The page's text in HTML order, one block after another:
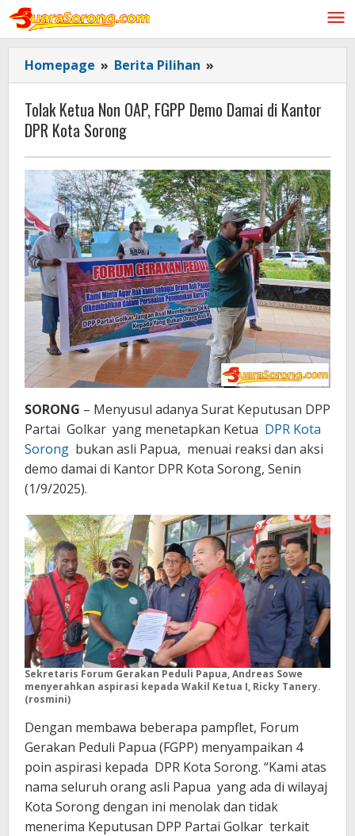
Lewati
konten
Homepage » Berita Pilihan »
Ketua
Non
OAP,
Demo
Damai
di
Kantor
DPR
Kota
Sorong
Tolak Ketua Non OAP, FGPP Demo Damai di Kantor
DPR Kota Sorong
SORONG – Menyusul adanya Surat Keputusan DPP
Partai Golkar yang menetapkan Ketua DPR Kota
Sorong bukan asli Papua, menuai reaksi dan aksi
demo damai di Kantor DPR Kota Sorong, Senin
(1/9/2025).
Sekretaris Forum Gerakan Peduli Papua, Andreas Sowe
menyerahkan aspirasi kepada Wakil Ketua I, Ricky Tanery.
(rosmini)
Dengan membawa beberapa pampflet, Forum
Gerakan Peduli Papua (FGPP) menyampaikan 4
poin aspirasi kepada DPR Kota Sorong. “Kami atas
nama seluruh orang asli Papua yang ada di wilayaj
Kota Sorong dengan ini menolak dan tidak
menerima Keputusan DPP Partai Golkar terkait